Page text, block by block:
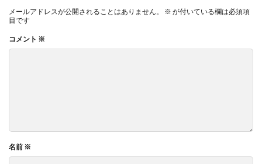
メールアドレスが公開されることはありません。 ※ が付いている欄は必須項
目です
コメント ※
名前 ※